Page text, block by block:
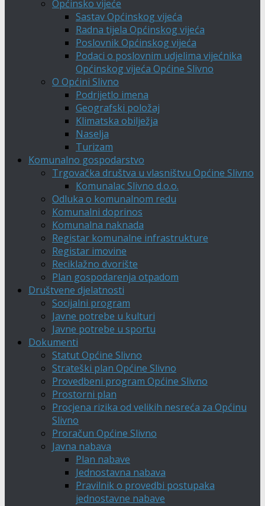
Općinsko vijeće
Sastav Općinskog vijeća
Radna tijela Općinskog vijeća
Poslovnik Općinskog vijeća
Podaci o poslovnim udjelima vijećnika
Općinskog vijeća Općine Slivno
O Općini Slivno
Podrijetlo imena
Geografski položaj
Klimatska obilježja
Naselja
Turizam
Komunalno gospodarstvo
Trgovačka društva u vlasništvu Općine Slivno
Komunalac Slivno d.o.o.
Odluka o komunalnom redu
Komunalni doprinos
Komunalna naknada
Registar komunalne infrastrukture
Registar imovine
Reciklažno dvorište
Plan gospodarenja otpadom
Društvene djelatnosti
Socijalni program
Javne potrebe u kulturi
Javne potrebe u sportu
Dokumenti
Statut Općine Slivno
Strateški plan Općine Slivno
Provedbeni program Općine Slivno
Prostorni plan
Procjena rizika od velikih nesreća za Općinu
Slivno
Proračun Općine Slivno
Javna nabava
Plan nabave
Jednostavna nabava
Pravilnik o provedbi postupaka
jednostavne nabave